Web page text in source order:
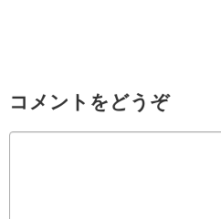
コメントをどうぞ